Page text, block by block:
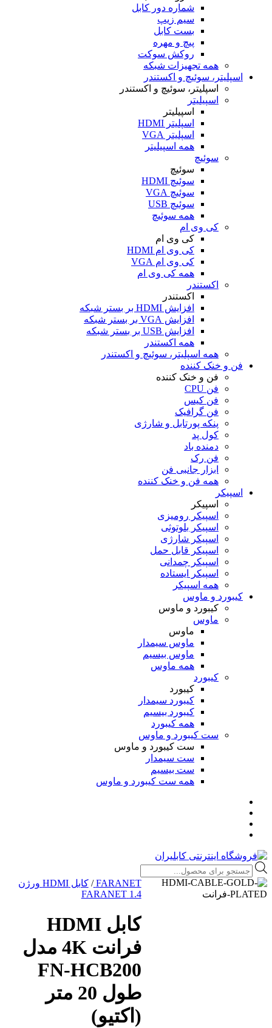
شماره دور کابل
سیم زیپ
بست کابل
پیچ و مهره
روکش سوکت
همه تجهیزات شبکه
اسپلیتر، سوئیچ و اکستندر
اسپلیتر، سوئیچ و اکستندر
اسپیلیتر
اسپیلیتر
اسپلیتر HDMI
اسپلیتر VGA
همه اسپیلیتر
سوئیچ
سوئیچ
سوئیچ HDMI
سوئیچ VGA
سوئیچ USB
همه سوئیچ
کی وی ام
کی وی ام
کی وی ام HDMI
کی وی ام VGA
همه کی وی ام
اکستندر
اکستندر
افزایش HDMI بر بستر شبکه
افزایش VGA بر بستر شبکه
افزایش USB بر بستر شبکه
همه اکستندر
همه اسپلیتر، سوئیچ و اکستندر
فن و خنک کننده
فن و خنک کننده
فن CPU
فن کیس
فن گرافیک
پنکه پورتابل و شارژی
کول پد
دمنده باد
فن رک
ابزار جانبی فن
همه فن و خنک کننده
اسپیکر
اسپیکر
اسپیکر رومیزی
اسپیکر بلوتوثی
اسپیکر شارژی
اسپیکر قابل حمل
اسپیکر چمدانی
اسپیکر ایستاده
همه اسپیکر
کیبورد و ماوس
کیبورد و ماوس
ماوس
ماوس
ماوس سیمدار
ماوس بیسیم
همه ماوس
کیبورد
کیبورد
کیبورد سیمدار
کیبورد بیسیم
همه کیبورد
ست کیبورد و ماوس
ست کیبورد و ماوس
ست سیمدار
ست بیسیم
همه ست کیبورد و ماوس
Products
search
FARANET
/
کابل HDMI ورژن
1.4 FARANET
کابل HDMI
فرانت 4K مدل
FN-HCB200
طول 20 متر
(اکتیو)